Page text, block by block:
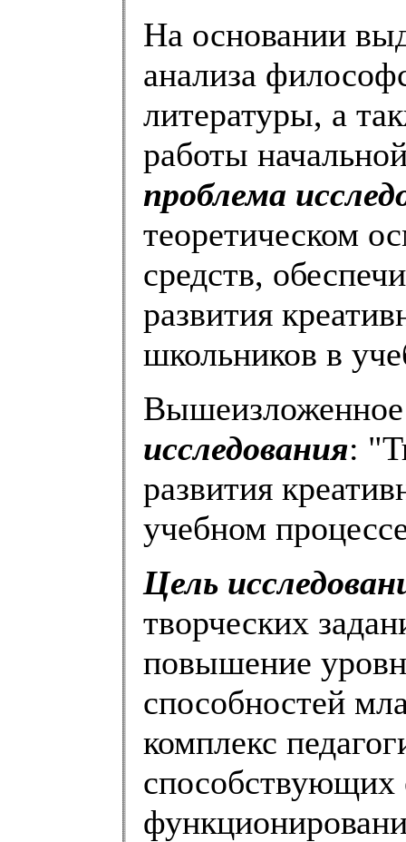
На основании
анализа
литературы, а
работы
проблема
теоретическом
средств,
развития
школьников в
исследования:
развития
учебном
Цель
творческих
повышение
способностей
комплекс
способствующих